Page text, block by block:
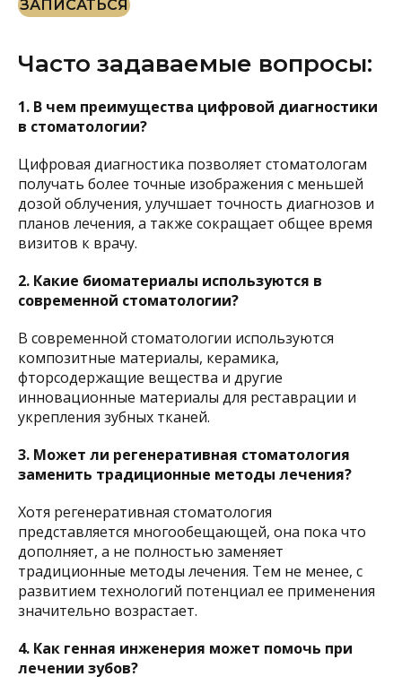
ЗАПИСАТЬСЯ
Часто задаваемые вопросы:
1. В чем преимущества цифровой диагностики
в стоматологии?
Цифровая диагностика позволяет стоматологам
получать более точные изображения с меньшей
дозой облучения, улучшает точность диагнозов и
планов лечения, а также сокращает общее время
визитов к врачу.
2. Какие биоматериалы используются в
современной стоматологии?
В современной стоматологии используются
композитные материалы, керамика,
фторсодержащие вещества и другие
инновационные материалы для реставрации и
укрепления зубных тканей.
3. Может ли регенеративная стоматология
заменить традиционные методы лечения?
Хотя регенеративная стоматология
представляется многообещающей, она пока что
дополняет, а не полностью заменяет
традиционные методы лечения. Тем не менее, с
развитием технологий потенциал ее применения
значительно возрастает.
4. Как генная инженерия может помочь при
лечении зубов?